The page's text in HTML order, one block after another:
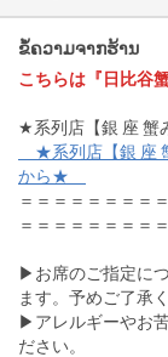
ຂໍ້ຄວາມຈາກຮ້ານ
こちらは『日比谷
★系列店【銀 座 蟹
★系列店【銀 座
から★
＝＝＝＝＝＝＝＝
＝＝＝＝＝＝＝＝
▶お席のご指定に
ます。予めご了承
▶アレルギーやお
ださい。